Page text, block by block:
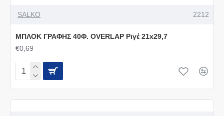
SALKO 2212
ΜΠΛΟΚ ΓΡΑΦΗΣ 40Φ. OVERLAP Ριγέ 21x29,7
€0,69